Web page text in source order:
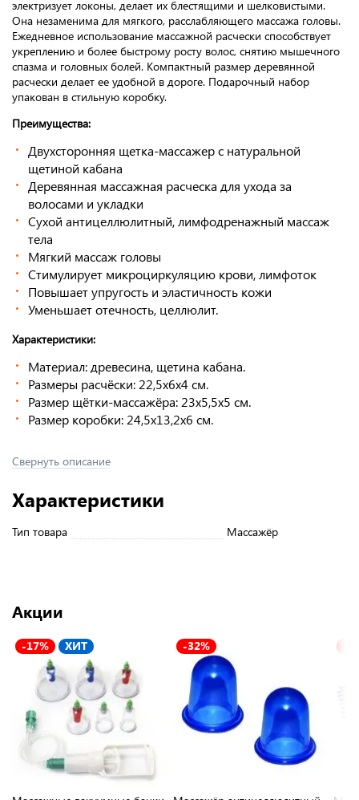
электризует локоны, делает их блестящими и шелковистыми.
Она незаменима для мягкого, расслабляющего массажа головы.
Ежедневное использование массажной расчески способствует
укреплению и более быстрому росту волос, снятию мышечного
спазма и головных болей. Компактный размер деревянной
расчески делает ее удобной в дороге. Подарочный набор
упакован в стильную коробку.
Преимущества:
Двухсторонняя щетка-массажер с натуральной
щетиной кабана
Деревянная массажная расческа для ухода за
волосами и укладки
Сухой антицеллюлитный, лимфодренажный массаж
тела
Мягкий массаж головы
Стимулирует микроциркуляцию крови, лимфоток
Повышает упругость и эластичность кожи
Уменьшает отечность, целлюлит.
Характеристики:
Материал: древесина, щетина кабана.
Размеры расчёски: 22,5х6х4 см.
Размер щётки-массажёра: 23х5,5х5 см.
Размер коробки: 24,5х13,2х6 см.
Свернуть описание
Характеристики
Тип товара Массажёр
Акции
-17% ХИТ -32%